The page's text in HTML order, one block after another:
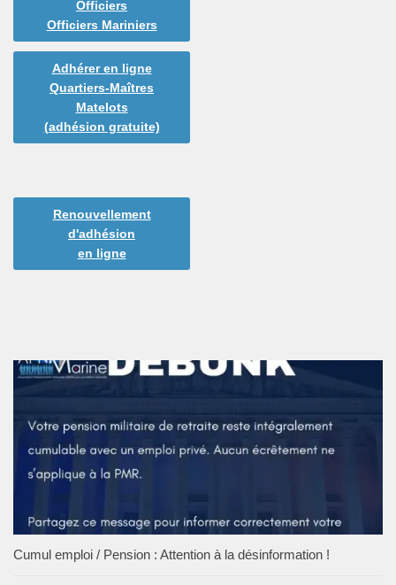
Officiers
Officiers Mariniers
Adhérer en ligne
Quartiers-Maîtres
Matelots
(adhésion gratuite)
Renouvellement
d'adhésion
en ligne
Cumul emploi / Pension : Attention à la désinformation !